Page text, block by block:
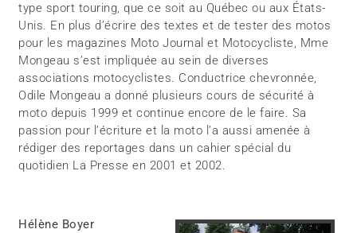
type sport touring, que ce soit au Québec ou aux États-
Unis. En plus d’écrire des textes et de tester des motos
pour les magazines Moto Journal et Motocycliste, Mme
Mongeau s’est impliquée au sein de diverses
associations motocyclistes. Conductrice chevronnée,
Odile Mongeau a donné plusieurs cours de sécurité à
moto depuis 1999 et continue encore de le faire. Sa
passion pour l’écriture et la moto l’a aussi amenée à
rédiger des reportages dans un cahier spécial du
quotidien La Presse en 2001 et 2002.
Hélène Boyer